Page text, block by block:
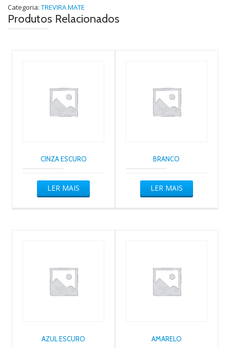
Categoria: TREVIRA MATE
Produtos Relacionados
CINZA ESCURO
LER MAIS
BRANCO
LER MAIS
AZUL ESCURO AMARELO